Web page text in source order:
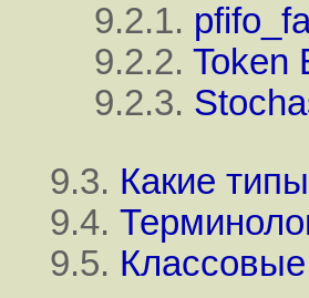
9.2.1.
9.2.2. Token
9.2.3.
9.3. Какие
9.4.
9.5.